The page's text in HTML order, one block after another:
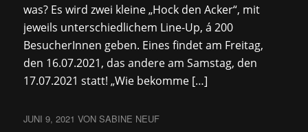
was? Es wird zwei kleine „Hock den Acker“, mit
jeweils unterschiedlichem Line-Up, á 200
BesucherInnen geben. Eines findet am Freitag,
den 16.07.2021, das andere am Samstag, den
17.07.2021 statt! „Wie bekomme […]
JUNI 9, 2021 VON SABINE NEUF